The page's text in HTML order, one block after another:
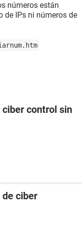
números están
de IPs ni números de
control sin
ciber